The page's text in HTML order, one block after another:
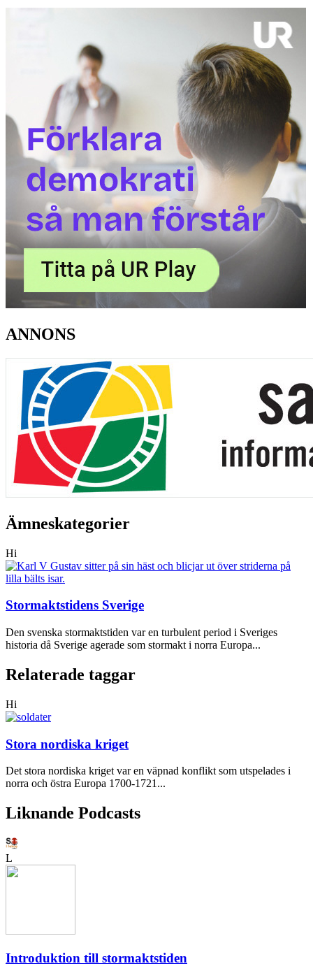
ANNONS
Ämneskategorier
Hi
Stormaktstidens Sverige
Den svenska stormaktstiden var en turbulent period i Sveriges
historia då Sverige agerade som stormakt i norra Europa...
Relaterade taggar
Hi
Stora nordiska kriget
Det stora nordiska kriget var en väpnad konflikt som utspelades i
norra och östra Europa 1700-1721...
Liknande Podcasts
L
Introduktion till stormaktstiden